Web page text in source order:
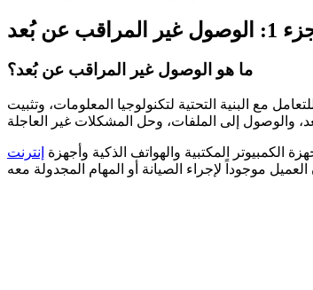
غير المراقب عن بُعد
ما هو الوصول غير المراقب عن بُعد؟
مع البنية التحتية لتكنولوجيا المعلومات، وتثبيت
المكتبية والهواتف الذكية وأجهزة إنترنت